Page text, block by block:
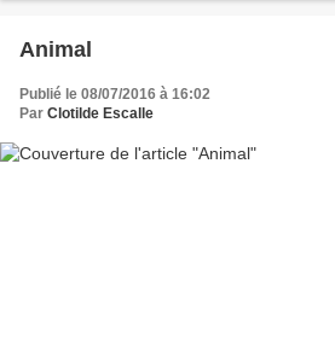
Animal
Publié le 08/07/2016 à 16:02
Par Clotilde Escalle